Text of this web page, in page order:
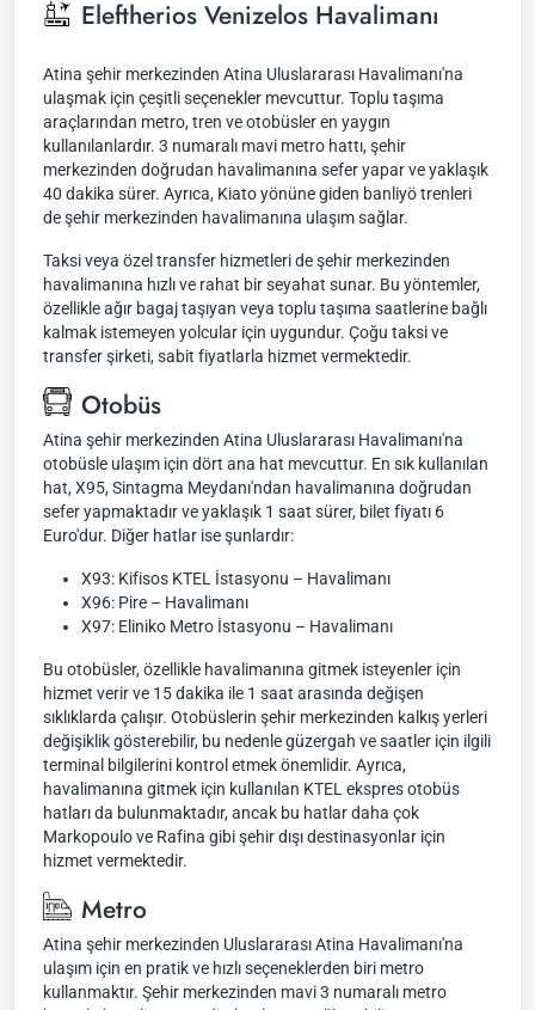
Eleftherios Venizelos Havalimanı
Atina şehir merkezinden Atina Uluslararası Havalimanı'na
ulaşmak için çeşitli seçenekler mevcuttur. Toplu taşıma
araçlarından metro, tren ve otobüsler en yaygın
kullanılanlardır. 3 numaralı mavi metro hattı, şehir
merkezinden doğrudan havalimanına sefer yapar ve yaklaşık
40 dakika sürer. Ayrıca, Kiato yönüne giden banliyö trenleri
de şehir merkezinden havalimanına ulaşım sağlar.
Taksi veya özel transfer hizmetleri de şehir merkezinden
havalimanına hızlı ve rahat bir seyahat sunar. Bu yöntemler,
özellikle ağır bagaj taşıyan veya toplu taşıma saatlerine bağlı
kalmak istemeyen yolcular için uygundur. Çoğu taksi ve
transfer şirketi, sabit fiyatlarla hizmet vermektedir.
Otobüs
Atina şehir merkezinden Atina Uluslararası Havalimanı'na
otobüsle ulaşım için dört ana hat mevcuttur. En sık kullanılan
hat, X95, Sintagma Meydanı'ndan havalimanına doğrudan
sefer yapmaktadır ve yaklaşık 1 saat sürer, bilet fiyatı 6
Euro'dur. Diğer hatlar ise şunlardır:
X93: Kifisos KTEL İstasyonu – Havalimanı
X96: Pire – Havalimanı
X97: Eliniko Metro İstasyonu – Havalimanı
Bu otobüsler, özellikle havalimanına gitmek isteyenler için
hizmet verir ve 15 dakika ile 1 saat arasında değişen
sıklıklarda çalışır. Otobüslerin şehir merkezinden kalkış yerleri
değişiklik gösterebilir, bu nedenle güzergah ve saatler için ilgili
terminal bilgilerini kontrol etmek önemlidir. Ayrıca,
havalimanına gitmek için kullanılan KTEL ekspres otobüs
hatları da bulunmaktadır, ancak bu hatlar daha çok
Markopoulo ve Rafina gibi şehir dışı destinasyonlar için
hizmet vermektedir.
Metro
Atina şehir merkezinden Uluslararası Atina Havalimanı'na
ulaşım için en pratik ve hızlı seçeneklerden biri metro
kullanmaktır. Şehir merkezinden mavi 3 numaralı metro